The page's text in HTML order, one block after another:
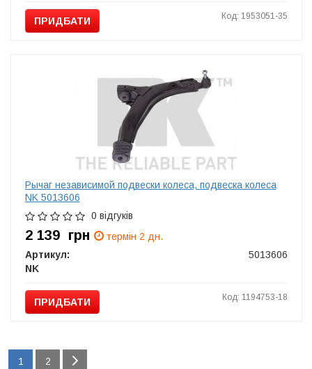
ПРИДБАТИ Код: 1953051-35
Рычаг независимой подвески колеса, подвеска колеса
NK 5013606
0 відгуків
2 139 грн
термін 2 дн.
Артикул:
5013606
NK
ПРИДБАТИ Код: 1194753-18
1 2